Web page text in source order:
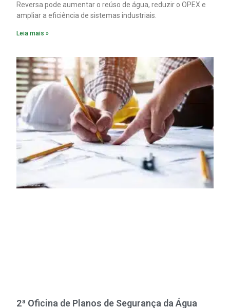
Reversa pode aumentar o reúso de água, reduzir o OPEX e
ampliar a eficiência de sistemas industriais.
Leia mais »
2ª Oficina de Planos de Segurança da Água